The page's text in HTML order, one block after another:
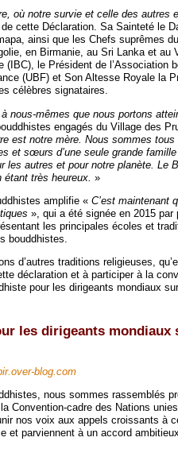
où notre survie et celle des autres
cette Déclaration. Sa Sainteté le
ainsi que les Chefs suprêmes
en Birmanie, au Sri Lanka et au
(IBC), le Président de l’Association
(UBF) et Son Altesse Royale la
célèbres signataires.
nous-mêmes que nous portons
engagés du Village des
est notre mère. Nous sommes
et sœurs d’une seule grande
les autres et pour notre planète. Le
très heureux. »
amplifie « C’est maintenant
», qui a été signée en 2015
les principales écoles et
bouddhistes.
d’autres traditions religieuses,
déclaration et à participer à la
pour les dirigeants mondiaux
les dirigeants mondiaux
blog.com
nous sommes rassemblés
Convention-cadre des Nations
nos voix aux appels croissants à
et parviennent à un accord